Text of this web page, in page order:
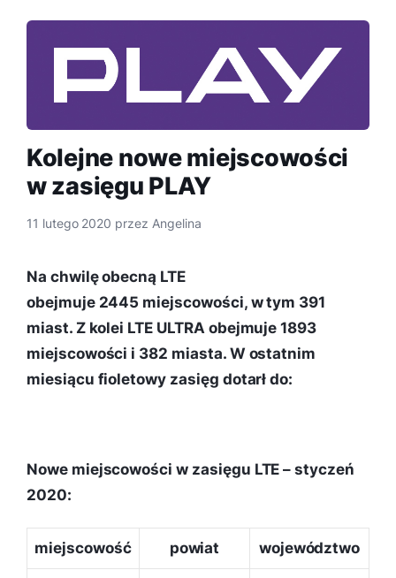
Kolejne nowe miejscowości
w zasięgu PLAY
11 lutego 2020 przez Angelina
Na chwilę obecną LTE
obejmuje 2445 miejscowości, w tym 391
miast. Z kolei LTE ULTRA obejmuje 1893
miejscowości i 382 miasta. W ostatnim
miesiącu fioletowy zasięg dotarł do:
Nowe miejscowości w zasięgu LTE – styczeń
2020:
miejscowość powiat województwo